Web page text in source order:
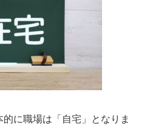
に職場は「自宅」となりま